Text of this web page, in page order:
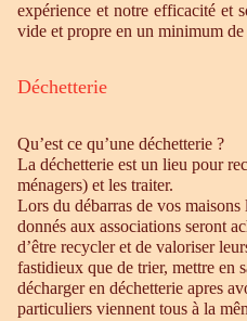
expérience et notre efficacité et
vide et propre en un minimum de
Déchetterie
Qu’est ce qu’une déchetterie ?
La déchetterie est un lieu pour
ménagers) et les traiter.
Lors du débarras de vos
donnés aux associations seront
d’être recycler et de valoriser
fastidieux que de trier, mettre en
décharger en déchetterie apres
particuliers viennent tous à la